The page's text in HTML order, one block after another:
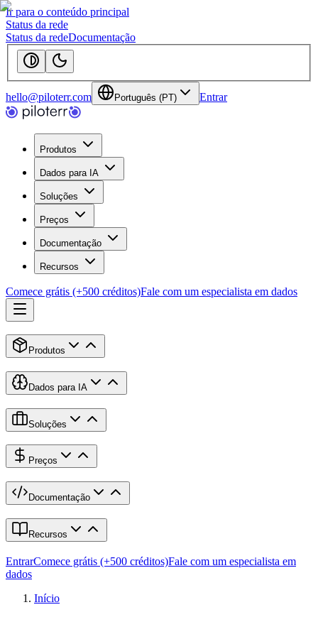
Ir para o conteúdo principal
Status da rede
Status da redeDocumentação
hello@piloterr.com Português (PT) Entrar
Produtos
Dados para IA
Soluções
Preços
Documentação
Recursos
Comece grátis (+500 créditos)Fale com um especialista em dados
Produtos
Dados para IA
Soluções
Preços
Documentação
Recursos
EntrarComece grátis (+500 créditos)Fale com um especialista em
dados
Início